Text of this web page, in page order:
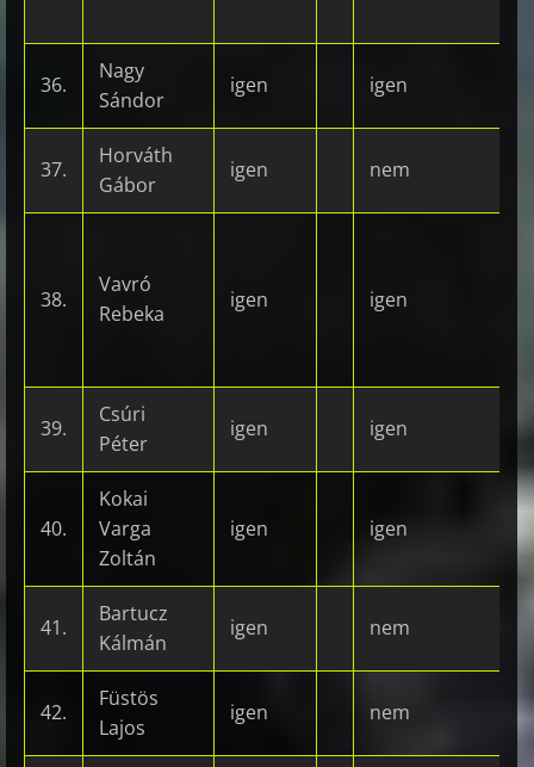
36.
Nagy
Sándor
igen igen
37.
Horváth
Gábor
igen nem
38.
Vavró
Rebeka
igen igen
39.
Csúri
Péter
igen igen
40.
Kokai
Varga
Zoltán
igen igen
41.
Bartucz
Kálmán
igen nem
42.
Füstös
Lajos
igen nem